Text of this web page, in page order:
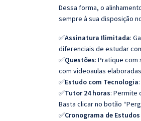
Dessa forma, o
sempre à sua disposição
✅Assinatura Ilimitada:
diferenciais de estudar
✅Questões: Pratique
com videoaulas
✅Estudo com Tecnologia
✅Tutor 24 horas: Permite
Basta clicar no botão
✅Cronograma de